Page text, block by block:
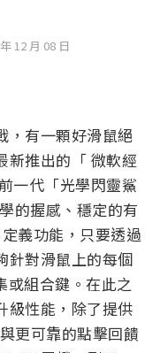
12 月 08 日
，有一顆好滑鼠絕
新推出的「 微軟經
一代「光學閃靈鯊
的握感、穩定的有
義功能，只要透過
針對滑鼠上的每個
或組合鍵。在此之
級性能，除了提供
更可靠的點擊回饋